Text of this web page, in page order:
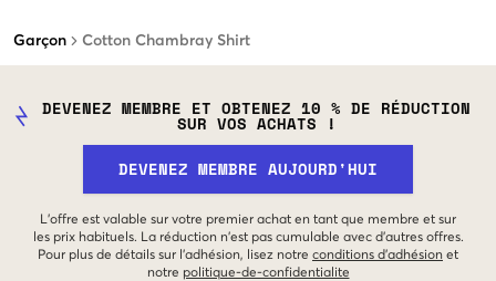
Garçon Cotton Chambray Shirt
DEVENEZ MEMBRE ET OBTENEZ 10 % DE RÉDUCTION
SUR VOS ACHATS !
DEVENEZ MEMBRE AUJOURD'HUI
L'offre est valable sur votre premier achat en tant que membre et sur
les prix habituels. La réduction n'est pas cumulable avec d'autres offres.
Pour plus de détails sur l'adhésion, lisez notre conditions d'adhésion et
notre politique-de-confidentialite